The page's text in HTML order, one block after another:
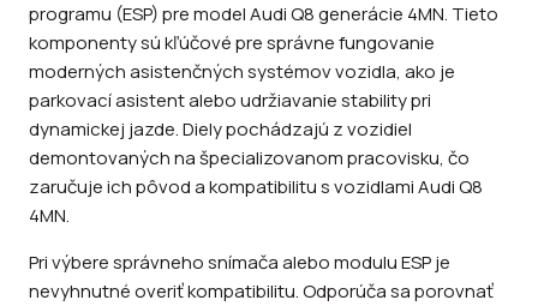
programu (ESP) pre model Audi Q8 generácie 4MN. Tieto
komponenty sú kľúčové pre správne fungovanie
moderných asistenčných systémov vozidla, ako je
parkovací asistent alebo udržiavanie stability pri
dynamickej jazde. Diely pochádzajú z vozidiel
demontovaných na špecializovanom pracovisku, čo
zaručuje ich pôvod a kompatibilitu s vozidlami Audi Q8
4MN.
Pri výbere správneho snímača alebo modulu ESP je
nevyhnutné overiť kompatibilitu. Odporúča sa porovnať